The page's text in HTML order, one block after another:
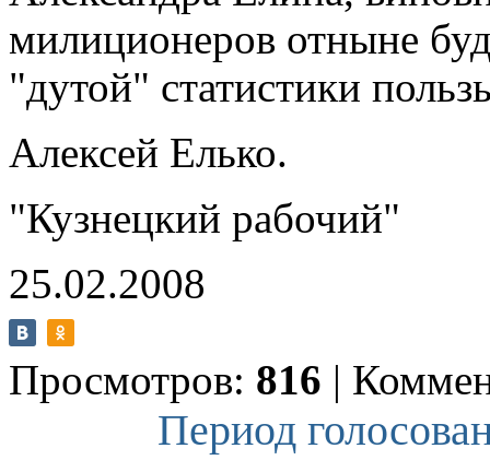
милиционеров отныне
"дутой" статистики
Алексей Елько.
"Кузнецкий рабочий"
25.02.2008
Просмотров: 816 |
Период